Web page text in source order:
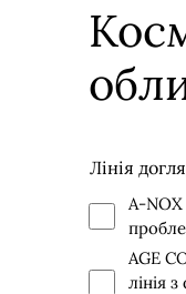
Лінія
A-
AGE
лінія